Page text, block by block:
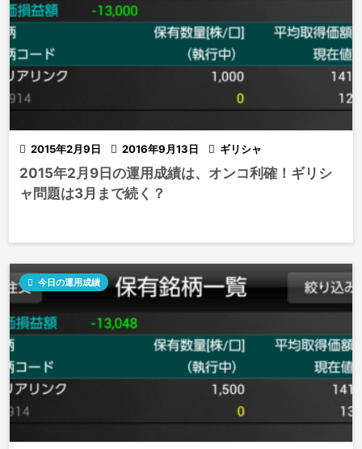
 2015年2月9日  2016年9月13日  ギリシャ
2015年2月9日の運用成績は、オンコ利確！ギリシ
ャ問題は3月まで続く？
 今日の運用成績